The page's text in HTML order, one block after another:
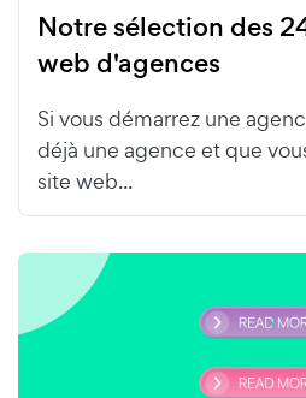
Notre sélection des
web d'agences
Si vous démarrez une
déjà une agence et que
site web...